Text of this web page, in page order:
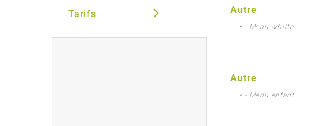
Tarifs Autre
• - Menu adulte
Autre
• - Menu enfant